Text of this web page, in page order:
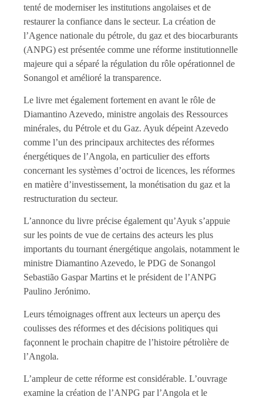
tenté de moderniser les institutions angolaises et de
restaurer la confiance dans le secteur. La création de
l’Agence nationale du pétrole, du gaz et des biocarburants
(ANPG) est présentée comme une réforme institutionnelle
majeure qui a séparé la régulation du rôle opérationnel de
Sonangol et amélioré la transparence.
Le livre met également fortement en avant le rôle de
Diamantino Azevedo, ministre angolais des Ressources
minérales, du Pétrole et du Gaz. Ayuk dépeint Azevedo
comme l’un des principaux architectes des réformes
énergétiques de l’Angola, en particulier des efforts
concernant les systèmes d’octroi de licences, les réformes
en matière d’investissement, la monétisation du gaz et la
restructuration du secteur.
L’annonce du livre précise également qu’Ayuk s’appuie
sur les points de vue de certains des acteurs les plus
importants du tournant énergétique angolais, notamment le
ministre Diamantino Azevedo, le PDG de Sonangol
Sebastião Gaspar Martins et le président de l’ANPG
Paulino Jerónimo.
Leurs témoignages offrent aux lecteurs un aperçu des
coulisses des réformes et des décisions politiques qui
façonnent le prochain chapitre de l’histoire pétrolière de
l’Angola.
L’ampleur de cette réforme est considérable. L’ouvrage
examine la création de l’ANPG par l’Angola et le